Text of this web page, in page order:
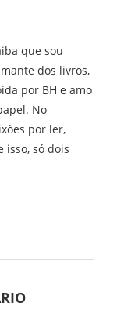
que sou
dos livros,
por BH e amo
No
por ler,
isso, só dois